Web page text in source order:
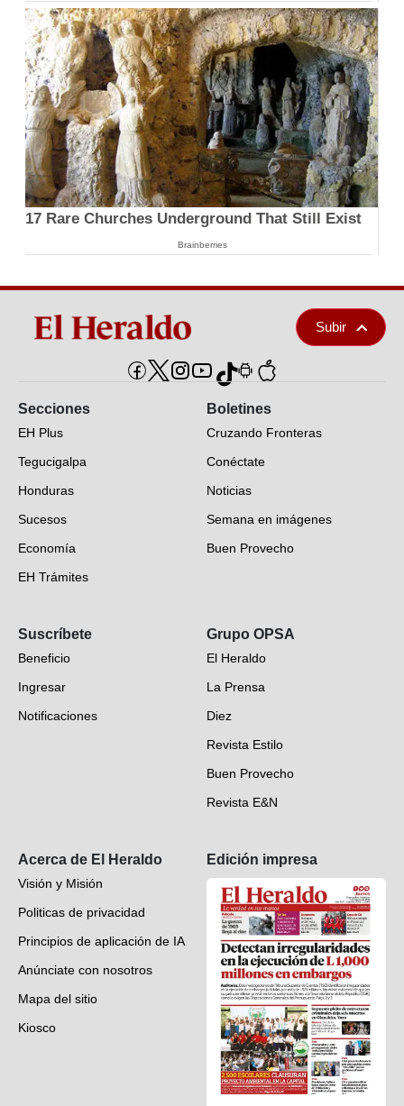
17 Rare Churches Underground That Still Exist
Brainberries
Subir
Secciones
EH Plus
Tegucigalpa
Honduras
Sucesos
Economía
EH Trámites
EH Verifica
Fotogalerías
Deportes
Videos
Boletines
Cruzando Fronteras
Conéctate
Noticias
Semana en imágenes
Buen Provecho
Suscríbete
Beneficio
Ingresar
Notificaciones
Grupo OPSA
El Heraldo
La Prensa
Diez
Revista Estilo
Buen Provecho
Revista E&N
Acerca de El Heraldo
Visión y Misión
Politicas de privacidad
Principios de aplicación de IA
Anúnciate con nosotros
Mapa del sitio
Kiosco
Edición impresa